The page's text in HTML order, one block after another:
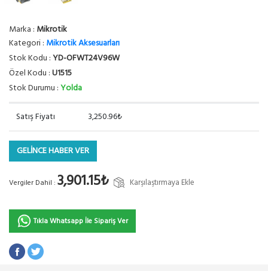
Marka : Mikrotik
Kategori : Mikrotik Aksesuarları
Stok Kodu :YD-OFWT24V96W
Özel Kodu :U1515
Stok Durumu :Yolda
Satış Fiyatı 3,250.96₺
GELİNCE HABER VER
Vergiler Dahil : 3,901.15₺ Karşılaştırmaya Ekle
Tıkla Whatsapp İle Sipariş Ver